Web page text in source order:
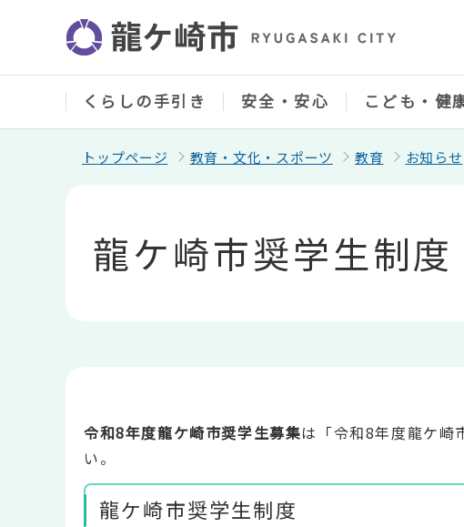
ジ
くらしの手引き 安全・安心 こども・健
トップページ 教育・文化・スポーツ 教育 お知らせ
龍ケ崎市奨学生制度
令和8年度龍ケ崎市奨学生募集は「令和8年度龍ケ崎
い。
龍ケ崎市奨学生制度